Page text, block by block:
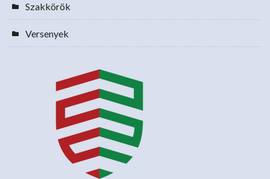
Szakkörök
Versenyek